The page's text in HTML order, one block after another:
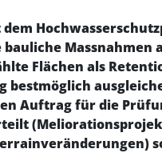
Massnahmen
Flächen als
bestmöglich
Auftrag für die